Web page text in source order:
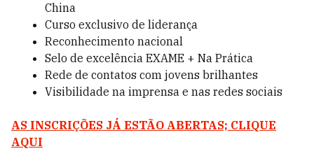
China
Curso exclusivo de liderança
Reconhecimento nacional
Selo de excelência EXAME + Na Prática
Rede de contatos com jovens brilhantes
Visibilidade na imprensa e nas redes sociais
AS INSCRIÇÕES JÁ ESTÃO ABERTAS; CLIQUE
AQUI